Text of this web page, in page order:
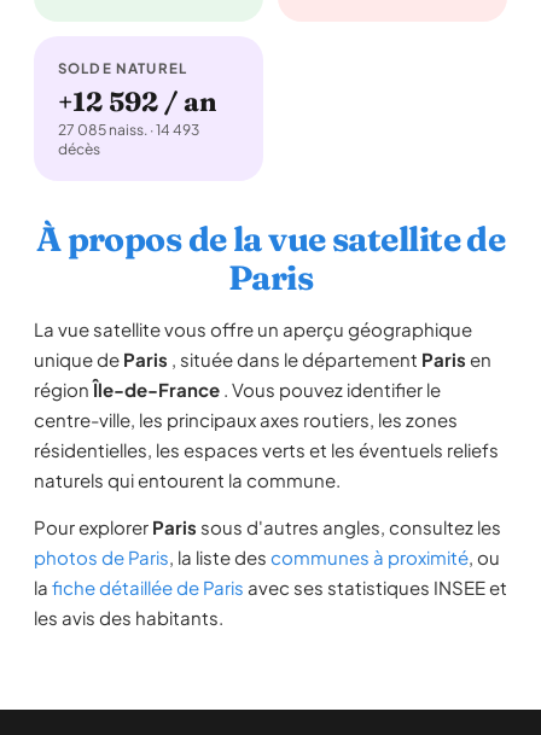
SOLDE NATUREL
+12 592 / an
27 085 naiss. · 14 493
décès
À propos de la vue satellite de
Paris
La vue satellite vous offre un aperçu géographique
unique de Paris , située dans le département Paris en
régionÎle-de-France . Vous pouvez identifier le
centre-ville, les principaux axes routiers, les zones
résidentielles, les espaces verts et les éventuels reliefs
naturels qui entourent la commune.
Pour explorer Paris sous d'autres angles, consultez les
photos de Paris, la liste des communes à proximité, ou
la fiche détaillée de Paris avec ses statistiques INSEE et
les avis des habitants.